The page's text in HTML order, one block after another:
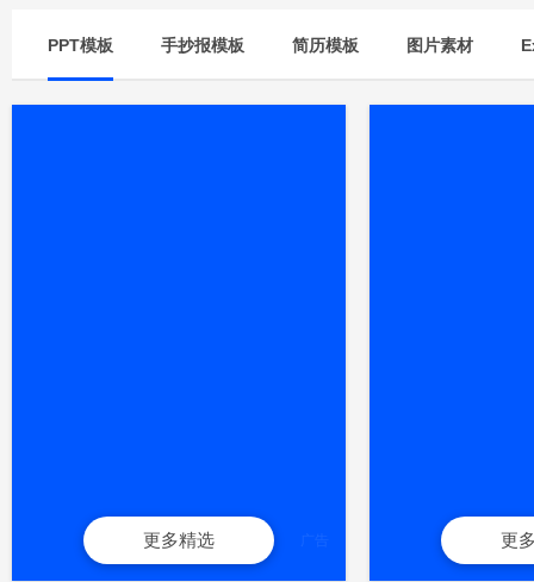
PPT模板 手抄报模板 简历模板 图片素材
更多精选 广告 更